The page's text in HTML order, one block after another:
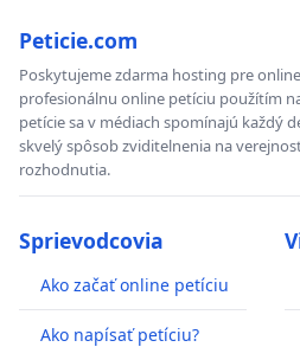
Peticie.com
Poskytujeme zdarma hosting pre
profesionálnu online petíciu použítím
petície sa v médiach spomínajú každý
skvelý spôsob zviditelnenia na
rozhodnutia.
Sprievodcovia
Ako začať online petíciu
Ako napísať petíciu?